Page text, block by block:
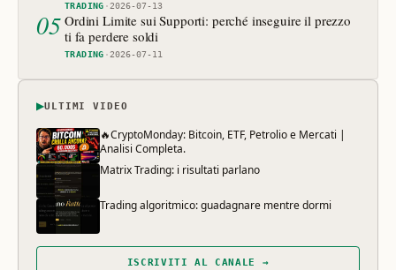
TRADING ·2026-07-13
05 Ordini Limite sui Supporti: perché inseguire il prezzo
ti fa perdere soldi
TRADING ·2026-07-11
▶ULTIMI VIDEO
🔥CryptoMonday: Bitcoin, ETF, Petrolio e Mercati |
Analisi Completa.
Matrix Trading: i risultati parlano
Trading algoritmico: guadagnare mentre dormi
ISCRIVITI AL CANALE →